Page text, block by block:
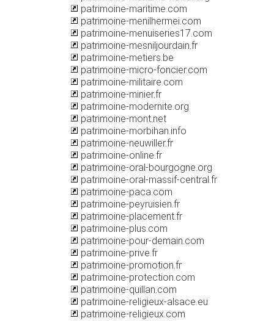
patrimoine-maritime.com
patrimoine-menilhermei.com
patrimoine-menuiseries17.com
patrimoine-mesniljourdain.fr
patrimoine-metiers.be
patrimoine-micro-foncier.com
patrimoine-militaire.com
patrimoine-minier.fr
patrimoine-modernite.org
patrimoine-mont.net
patrimoine-morbihan.info
patrimoine-neuwiller.fr
patrimoine-online.fr
patrimoine-oral-bourgogne.org
patrimoine-oral-massif-central.fr
patrimoine-paca.com
patrimoine-peyruisien.fr
patrimoine-placement.fr
patrimoine-plus.com
patrimoine-pour-demain.com
patrimoine-prive.fr
patrimoine-promotion.fr
patrimoine-protection.com
patrimoine-quillan.com
patrimoine-religieux-alsace.eu
patrimoine-religieux.com